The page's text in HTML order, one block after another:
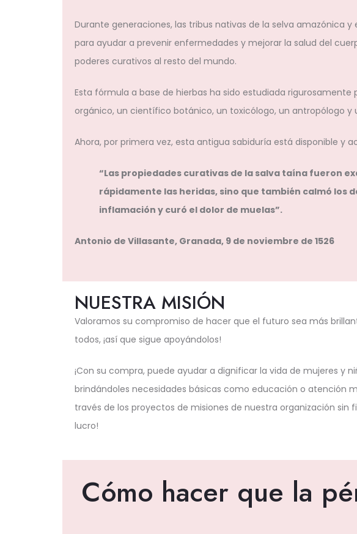
Durante generaciones, las tribus nativas de la selva amazónica
para ayudar a prevenir enfermedades y mejorar la salud del
poderes curativos al resto del mundo.
Esta fórmula a base de hierbas ha sido estudiada
orgánico, un científico botánico, un toxicólogo, un antropólogo y
Ahora, por primera vez, esta antigua sabiduría está disponible y
“Las propiedades curativas de la salva taína fueron
rápidamente las heridas, sino que también calmó los
inflamación y curó el dolor de muelas”.
Antonio de Villasante, Granada, 9 de noviembre de 1526
NUESTRA MISIÓN
Valoramos su compromiso de hacer que el futuro sea más
todos, ¡así que sigue apoyándolos!
¡Con su compra, puede ayudar a dignificar la vida de mujeres y
brindándoles necesidades básicas como educación o atención
través de los proyectos de misiones de nuestra organización sin
lucro!
Cómo hacer que la